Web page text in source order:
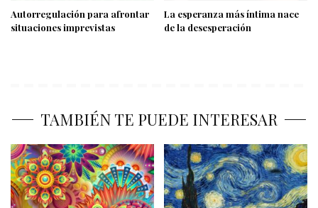
Autorregulación para afrontar
situaciones imprevistas
La esperanza más íntima nace
de la desesperación
TAMBIÉN TE PUEDE INTERESAR